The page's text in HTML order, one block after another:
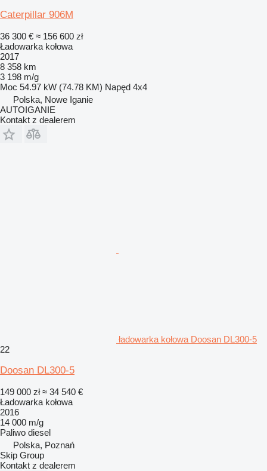
Caterpillar 906M
36 300 € ≈ 156 600 zł
Ładowarka kołowa
2017
8 358 km
3 198 m/g
Moc 54.97 kW (74.78 KM) Napęd 4x4
Polska, Nowe Iganie
AUTOIGANIE
Kontakt z dealerem
ładowarka kołowa Doosan DL300-5
22
Doosan DL300-5
149 000 zł ≈ 34 540 €
Ładowarka kołowa
2016
14 000 m/g
Paliwo diesel
Polska, Poznań
Skip Group
Kontakt z dealerem